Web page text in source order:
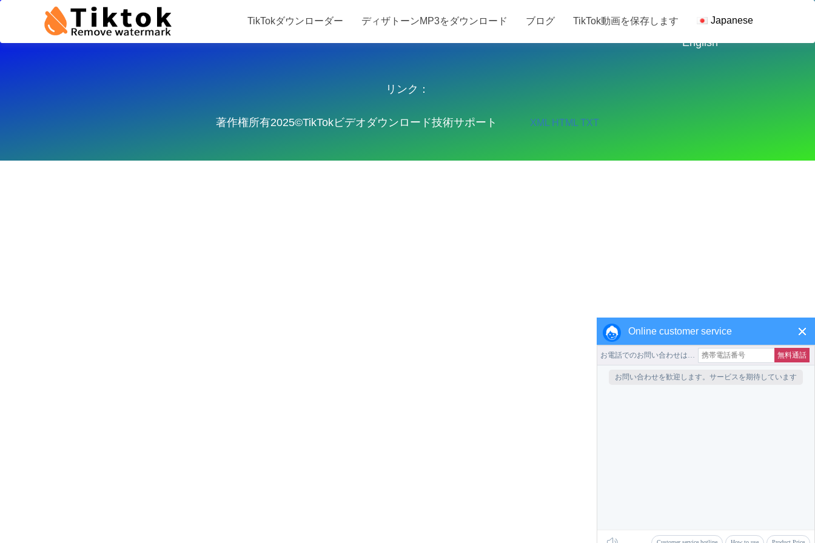
TikTokダウンローダー ディザトーンMP3をダウンロード ブログ TikTok動画を保存します Japanese
TikTokダウンローダー
English
リンク：
著作権所有2025©TikTokビデオダウンロード技術サポート XML HTML TXT
Online customer service